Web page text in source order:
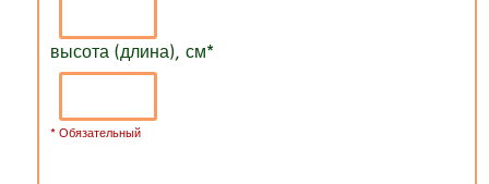
высота (длина), см*
* Обязательный